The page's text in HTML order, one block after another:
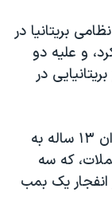
بریتانیا در
و علیه دو
در
او طالبان را به دلیل استفاده از یک نوجوان ۱۳ ساله به
که سه
انفجار یک بمب